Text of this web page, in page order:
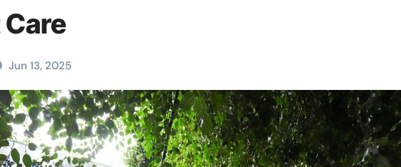
memorias y sabores del Lago de Texcoco llegan en la 5ta temporada a Mux.
reunirá a líderes para impulsar el futuro del turismo
aterriza en Aguascalientes con el inicio de su nueva ruta hacia la Ciudad
sustentabilidad, tema prioritario en la agenda de La Metro
y Sabritas® llevan la emoción del fútbol a las alturas
Jun 13, 2025